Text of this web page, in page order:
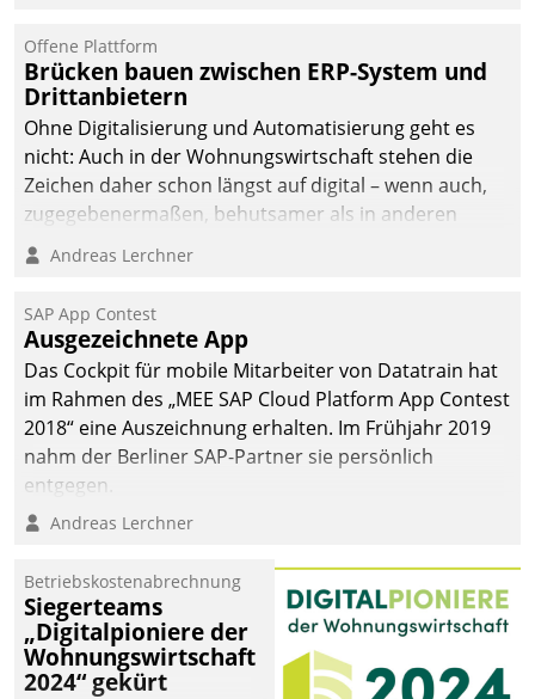
Offene Plattform
Brücken bauen zwischen ERP-System und
Drittanbietern
Ohne Digitalisierung und Automatisierung geht es
nicht: Auch in der Wohnungswirtschaft stehen die
Zeichen daher schon längst auf digital – wenn auch,
zugegebenermaßen, behutsamer als in anderen
Branchen.
Andreas Lerchner
SAP App Contest
Ausgezeichnete App
Das Cockpit für mobile Mitarbeiter von Datatrain hat
im Rahmen des „MEE SAP Cloud Platform App Contest
2018“ eine Auszeichnung erhalten. Im Frühjahr 2019
nahm der Berliner SAP-Partner sie persönlich
entgegen.
Andreas Lerchner
Betriebskostenabrechnung
Siegerteams
„Digitalpioniere der
Wohnungswirtschaft
2024“ gekürt